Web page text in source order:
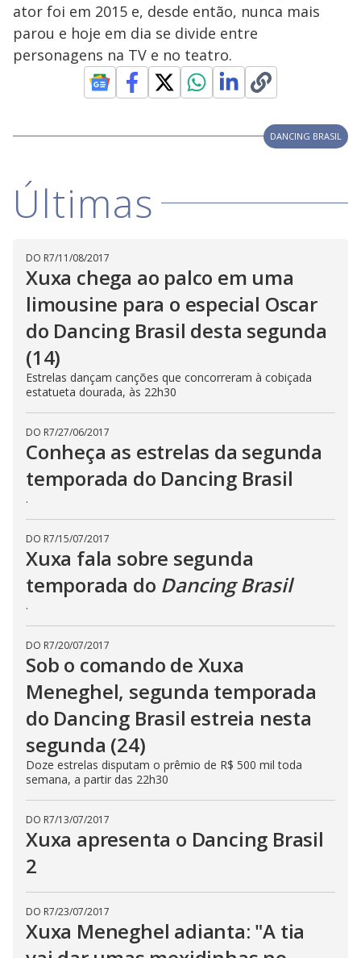
ator foi em 2015 e, desde então, nunca mais
parou e hoje em dia se divide entre
personagens na TV e no teatro.
DANCING BRASIL
Últimas
DO R7/11/08/2017
Xuxa chega ao palco em uma
limousine para o especial Oscar
do Dancing Brasil desta segunda
(14)
Estrelas dançam canções que concorreram à cobiçada
estatueta dourada, às 22h30
DO R7/27/06/2017
Conheça as estrelas da segunda
temporada do Dancing Brasil
.
DO R7/15/07/2017
Xuxa fala sobre segunda
temporada do Dancing Brasil
.
DO R7/20/07/2017
Sob o comando de Xuxa
Meneghel, segunda temporada
do Dancing Brasil estreia nesta
segunda (24)
Doze estrelas disputam o prêmio de R$ 500 mil toda
semana, a partir das 22h30
DO R7/13/07/2017
Xuxa apresenta o Dancing Brasil
2
DO R7/23/07/2017
Xuxa Meneghel adianta: "A tia